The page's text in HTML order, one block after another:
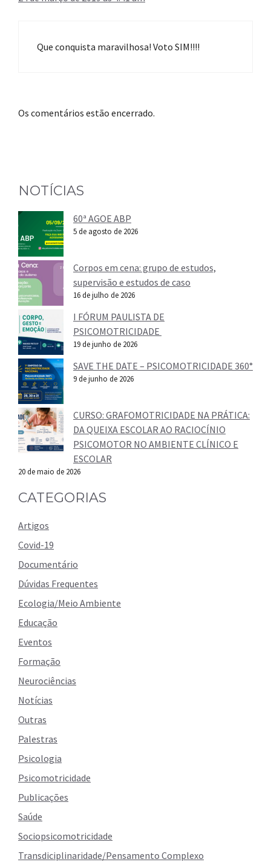
Que conquista maravilhosa! Voto SIM!!!!
Os comentários estão encerrado.
NOTÍCIAS
60ª AGOE ABP
5 de agosto de 2026
Corpos em cena: grupo de estudos,
supervisão e estudos de caso
16 de julho de 2026
I FÓRUM PAULISTA DE
PSICOMOTRICIDADE
19 de junho de 2026
SAVE THE DATE – PSICOMOTRICIDADE 360°
9 de junho de 2026
CURSO: GRAFOMOTRICIDADE NA PRÁTICA:
DA QUEIXA ESCOLAR AO RACIOCÍNIO
PSICOMOTOR NO AMBIENTE CLÍNICO E
ESCOLAR
20 de maio de 2026
CATEGORIAS
Artigos
Covid-19
Documentário
Dúvidas Frequentes
Ecologia/Meio Ambiente
Educação
Eventos
Formação
Neurociências
Notícias
Outras
Palestras
Psicologia
Psicomotricidade
Publicações
Saúde
Sociopsicomotricidade
Transdiciplinaridade/Pensamento Complexo